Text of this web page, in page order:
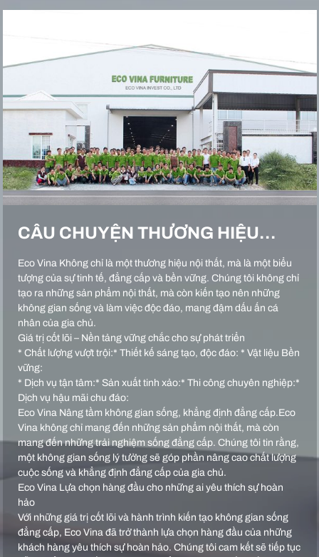
CÂU CHUYỆN THƯƠNG HIỆU…
Eco Vina Không chỉ là một thương hiệu nội thất, mà là một biểu
tượng của sự tinh tế, đẳng cấp và bền vững. Chúng tôi không chỉ
tạo ra những sản phẩm nội thất, mà còn kiến tạo nên những
không gian sống và làm việc độc đáo, mang đậm dấu ấn cá
nhân của gia chủ.
Giá trị cốt lõi – Nền tảng vững chắc cho sự phát triển
* Chất lượng vượt trội:* Thiết kế sáng tạo, độc đáo: * Vật liệu Bền
vững:
* Dịch vụ tận tâm:* Sản xuất tinh xảo:* Thi công chuyên nghiệp:*
Dịch vụ hậu mãi chu đáo:
Eco Vina Nâng tầm không gian sống, khẳng định đẳng cấp.Eco
Vina không chỉ mang đến những sản phẩm nội thất, mà còn
mang đến những trải nghiệm sống đẳng cấp. Chúng tôi tin rằng,
một không gian sống lý tưởng sẽ góp phần nâng cao chất lượng
cuộc sống và khẳng định đẳng cấp của gia chủ.
Eco Vina Lựa chọn hàng đầu cho những ai yêu thích sự hoàn
hảo
Với những giá trị cốt lõi và hành trình kiến tạo không gian sống
đẳng cấp, Eco Vina đã trở thành lựa chọn hàng đầu của những
khách hàng yêu thích sự hoàn hảo. Chúng tôi cam kết sẽ tiếp tục